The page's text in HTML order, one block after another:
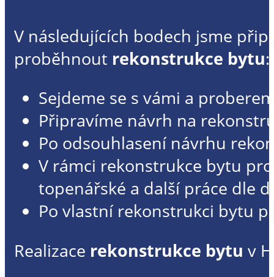
V následujících bodech jsme
proběhnout rekonstrukce bytu:
Sejdeme se s vámi a
Připravíme návrh na
Po odsouhlasení návrhu
V rámci rekonstrukce bytu
topenářské a další práce dle
Po vlastní rekonstrukci bytu
Realizace rekonstrukce bytu v